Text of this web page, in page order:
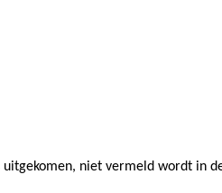
niet vermeld wordt in